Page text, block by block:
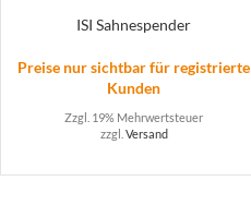
ISI Sahnespender
Preise nur sichtbar für registrierte
Kunden
Zzgl. 19% Mehrwertsteuer
zzgl. Versand